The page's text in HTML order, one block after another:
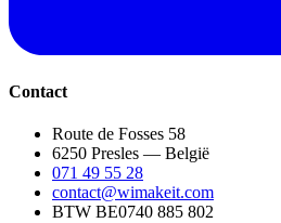
Contact
Route de Fosses 58
6250 Presles — België
071 49 55 28
contact@wimakeit.com
BTW BE0740 885 802